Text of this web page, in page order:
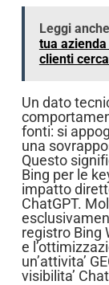
Leggi anche
tua azienda
clienti
Un dato
fonti: si
una
Questo
Bing per le
impatto
ChatGPT.
registro Bing
e
un’attivita’
visibilita’